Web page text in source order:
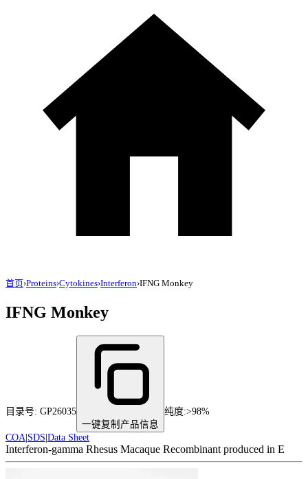
首页›Proteins›Cytokines›Interferon›IFNG Monkey
IFNG Monkey
目录号: GP26035
一键复制产品信息
纯度:>98%
COA SDS Data Sheet
Interferon-gamma Rhesus Macaque Recombinant produced in E